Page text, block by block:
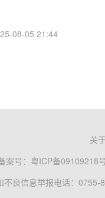
08-05 21:44
关
案号： 粤ICP备09109218
不良信息举报电话：0755-